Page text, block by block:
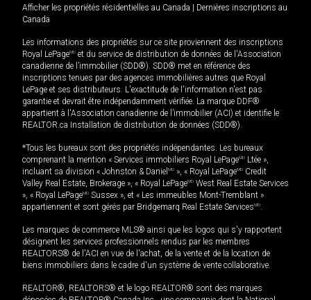
Afficher les propriétés résidentielles au Canada
Dernières inscriptions au
Canada
Les informations des propriétés sur ce site proviennent des inscriptions
Royal LePageMD et du service de distribution de données de l'Association
canadienne de l’immobilier (SDD®). SDD® met en référence des
inscriptions tenues par des agences immobilières autres que Royal
LePage et ses distributeurs. L'exactitude de l'information n'est pas
garantie et devrait être indépendamment vérifiée. La marque DDF®
appartient à l'Association canadienne de l’immobilier (ACI) et identifie le
REALTOR.ca Installation de distribution de données (SDD®).
*Tous les bureaux sont des propriétés indépendantes. Les bureaux
comprenant la mention « Services immobiliers Royal LePageMD Ltée »,
incluant sa division « Johnston & Daniel MD », « Royal LePageMD Credit
Valley Real Estate, Brokerage », « Royal LePageMD West Real Estate Services
», « Royal LePageMD Sussex », et « Les immeubles Mont-Tremblant »
appartiennent et sont gérés par Bridgemarq Real Estate ServicesMD.
Les marques de commerce MLS® ainsi que les logos qui s'y rapportent
désignent les services professionnels rendus par les membres
REALTORS® de l'ACI en vue de l'achat, de la vente et de la location de
biens immobiliers dans le cadre d'un système de vente collaborative.
REALTOR®, REALTORS® et le logo REALTOR® sont des marques